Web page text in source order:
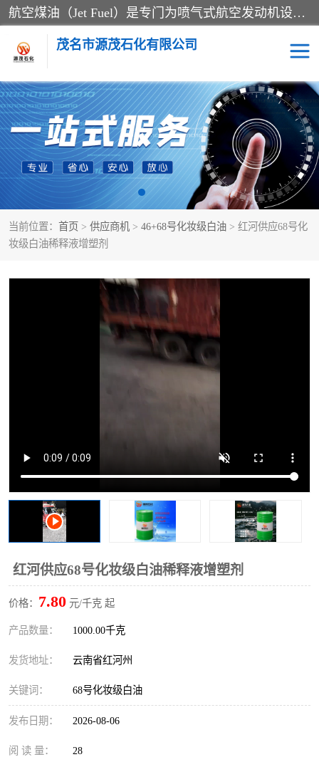
航空煤油（Jet Fuel）是专门为喷气式航空发动机设计的高纯度燃料，主要分为Jet A、Jet A-1和Jet B等类型。其特点是闪点高、低温流动性好，并添加了抗静电剂和抗氧化剂以确保飞行安全。航空煤油需
茂名市源茂石化有限公司
当前位置： 首页 > 供应商机 > 46+68号化妆级白油 > 红河供应68号化
妆级白油稀释液增塑剂
红河供应68号化妆级白油稀释液增塑剂
价格： 7.80 元/千克 起
产品数量： 1000.00千克
发货地址： 云南省红河州
关键词： 68号化妆级白油
发布日期： 2026-08-06
阅 读 量： 28
RP3航空煤油 D20+D30溶剂油
D40+D60溶剂油 D80+D100溶剂油
6号+120号溶剂油 260号溶剂油
异构烷烃 天然乳胶
26+32号化妆级白油 46+68号化妆级白油